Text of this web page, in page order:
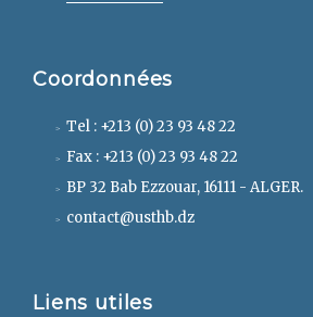
Coordonnées
Tel : +213 (0) 23 93 48 22
Fax : +213 (0) 23 93 48 22
BP 32 Bab Ezzouar, 16111 - ALGER.
contact@usthb.dz
Liens utiles